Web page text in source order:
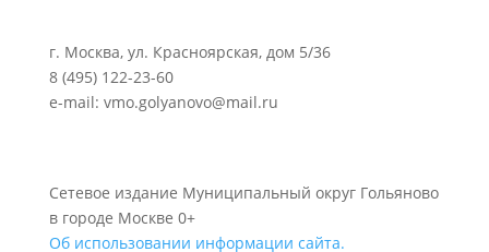
г. Москва, ул. Красноярская, дом 5/36
8 (495) 122-23-60
e-mail: vmo.golyanovo@mail.ru
Сетевое издание Муниципальный округ Гольяново
в городе Москве 0+
Об использовании информации сайта.